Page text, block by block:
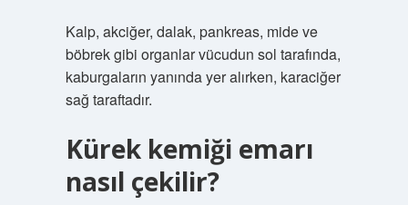
Kalp, akciğer, dalak, pankreas, mide ve
böbrek gibi organlar vücudun sol tarafında,
kaburgaların yanında yer alırken, karaciğer
sağ taraftadır.
Kürek kemiği emarı
nasıl çekilir?